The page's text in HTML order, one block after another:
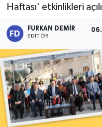
Haftası’ etkinlikleri
FURKAN DEMIR
EDITÖR
Son Dakika
Haber Arşivi